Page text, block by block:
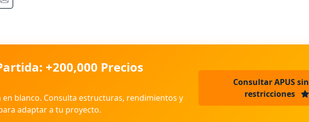
+200,000 Precios
en blanco. Consulta estructuras, rendimientos y
adaptar a tu proyecto.
Consultar APUS sin
restricciones